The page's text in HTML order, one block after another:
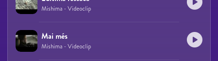
Mishima - Videoclip
Mai més
Mishima - Videoclip